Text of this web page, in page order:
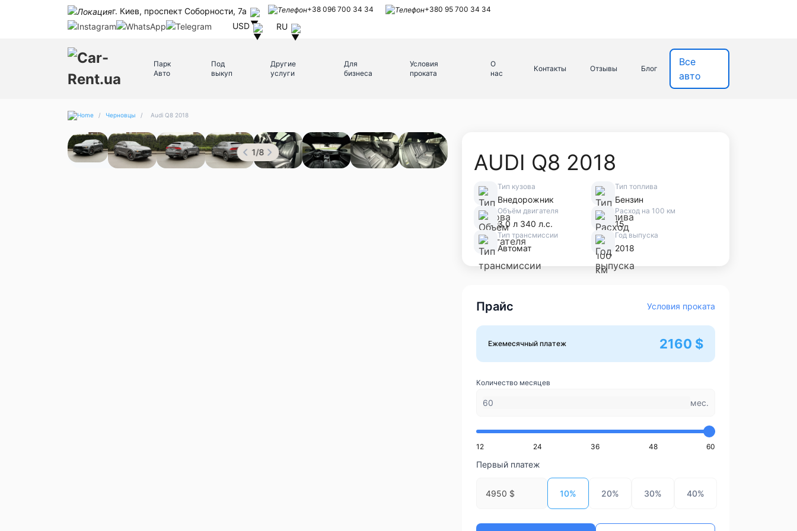
г. Киев, проспект Соборности, 7а +38 096 700 34 34 +380 95 700 34 34
USD RU
Парк
Авто
Под
выкуп
Другие
услуги
Для
бизнеса
Условия
проката
О
нас
Контакты Отзывы Блог
Все
авто
/ Черновцы / Audi Q8 2018
1/8 AUDI Q8 2018
Тип кузова
Внедорожник
Тип топлива
Бензин
Объём двигателя
3.0 л 340 л.с.
Расход на 100 км
15
Тип трансмиссии
Автомат
Год выпуска
2018
Прайс Условия проката
Ежемесячный платеж 2160 $
Количество месяцев
мес.
12 24 36 48 60
Первый платеж
4950 $ 10% 20% 30% 40%